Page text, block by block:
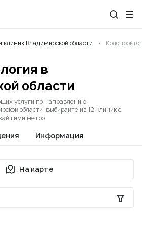
Владимирской области
в
области
услуги по направлению
области: выбирайте из 12 клиник с
метро
Информация
На карте